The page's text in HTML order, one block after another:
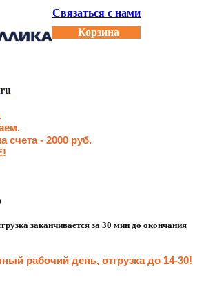
Связаться с нами
Корзина
счета - 2000 руб.
заканчивается за 30 мин до окончания
ый рабочий день, отгрузка до 14-30!